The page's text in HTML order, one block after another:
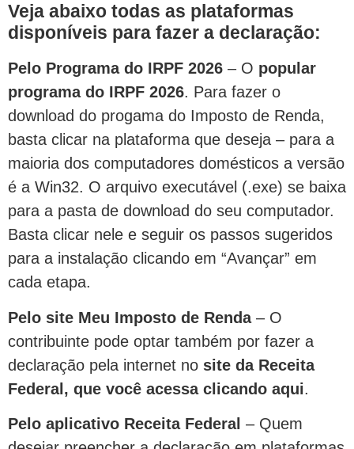
Veja abaixo todas as plataformas
disponíveis para fazer a declaração:
Pelo Programa do IRPF 2026 – O popular
programa do IRPF 2026. Para fazer o
download do progama do Imposto de Renda,
basta clicar na plataforma que deseja – para a
maioria dos computadores domésticos a versão
é a Win32. O arquivo executável (.exe) se baixa
para a pasta de download do seu computador.
Basta clicar nele e seguir os passos sugeridos
para a instalação clicando em “Avançar” em
cada etapa.
Pelo site Meu Imposto de Renda– O
contribuinte pode optar também por fazer a
declaração pela internet no site da Receita
Federal, que você acessa clicando aqui.
Pelo aplicativo Receita Federal – Quem